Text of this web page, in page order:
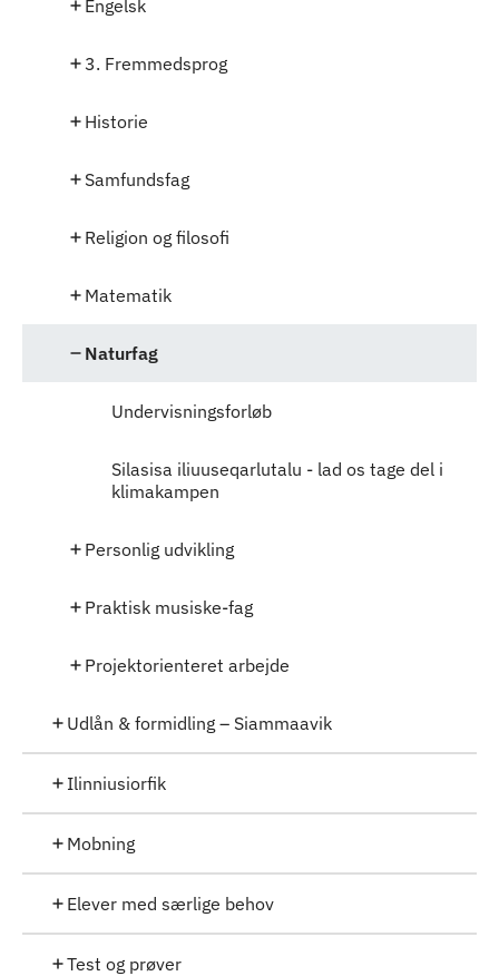
Engelsk
3. Fremmedsprog
Historie
Samfundsfag
Religion og filosofi
Matematik
Naturfag
Undervisningsforløb
Silasisa iliuuseqarlutalu - lad os tage del i
klimakampen
Personlig udvikling
Praktisk musiske-fag
Projektorienteret arbejde
Udlån & formidling – Siammaavik
Ilinniusiorfik
Mobning
Elever med særlige behov
Test og prøver